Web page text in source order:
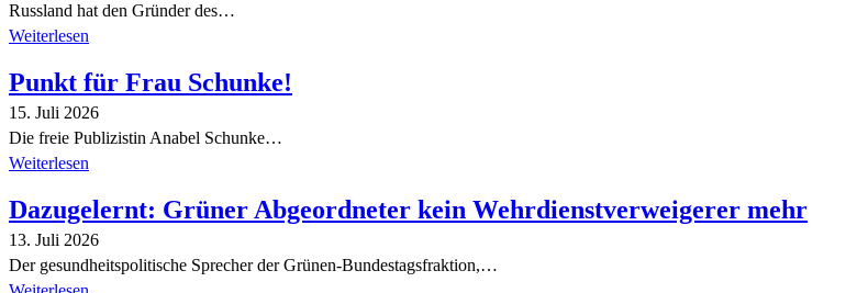
Russland hat den Gründer des…
Weiterlesen
Punkt für Frau Schunke!
15. Juli 2026
Die freie Publizistin Anabel Schunke…
Weiterlesen
Dazugelernt: Grüner Abgeordneter kein Wehrdienstverweigerer mehr
13. Juli 2026
Der gesundheitspolitische Sprecher der Grünen-Bundestagsfraktion,…